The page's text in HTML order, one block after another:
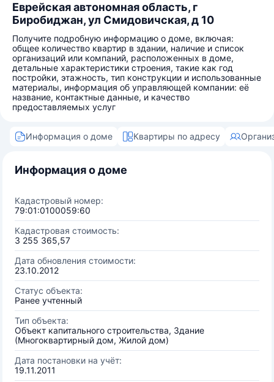
Еврейская автономная область, г
Биробиджан, ул Смидовичская, д 10
Получите подробную информацию о доме, включая:
общее количество квартир в здании, наличие и список
организаций или компаний, расположенных в доме,
детальные характеристики строения, такие как год
постройки, этажность, тип конструкции и использованные
материалы, информация об управляющей компании: её
название, контактные данные, и качество
предоставляемых услуг
Информация о доме Квартиры по адресу
Информация о доме
Кадастровый номер:
79:01:0100059:60
Кадастровая стоимость:
3 255 365,57
Дата обновления стоимости:
23.10.2012
Статус объекта:
Ранее учтенный
Тип объекта:
Объект капитального строительства, Здание
(Многоквартирный дом, Жилой дом)
Дата постановки на учёт:
19.11.2011